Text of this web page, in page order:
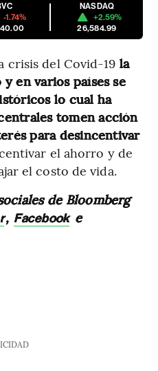
-1.74%
NASDAQ
+2.59%
26,584.99
crisis del Covid-19 la
en varios países se
lo cual ha
tomen acción
para desincentivar
el ahorro y de
el costo de vida.
de Bloomberg
, Facebook e